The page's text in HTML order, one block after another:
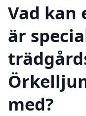
Vad kan
är
med?